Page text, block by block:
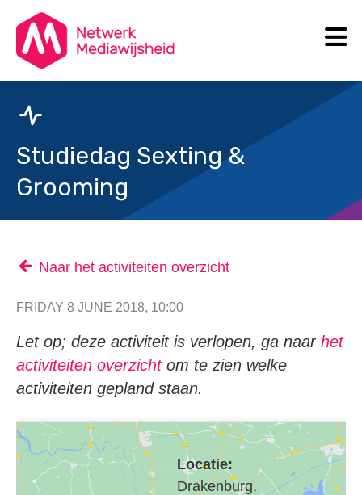
Studiedag Sexting &
Grooming
Naar het activiteiten overzicht
FRIDAY 8 JUNE 2018, 10:00
Let op; deze activiteit is verlopen, ga naar het
activiteiten overzichtom te zien welke
activiteiten gepland staan.
Locatie:
Drakenburg,